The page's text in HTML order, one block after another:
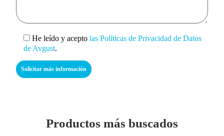
He leído y aceptolas Políticas de Privacidad de Datos
de Avgust.
Productos más buscados